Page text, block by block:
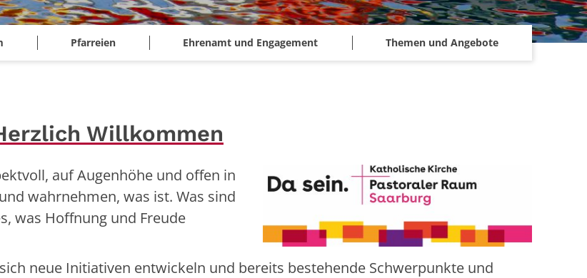
Pfarreien Ehrenamt und Engagement Themen und Angebote
Willkommen
auf Augenhöhe und offen in
wahrnehmen, was ist. Was sind
was Hoffnung und Freude
neue Initiativen entwickeln und bereits bestehende Schwerpunkte und